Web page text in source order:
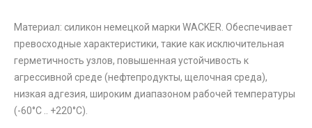
Материал: силикон немецкой марки WACKER. Обеспечивает
превосходные характеристики, такие как исключительная
герметичность узлов, повышенная устойчивость к
агрессивной среде (нефтепродукты, щелочная среда),
низкая адгезия, широким диапазоном рабочей температуры
(-60°C .. +220°C).